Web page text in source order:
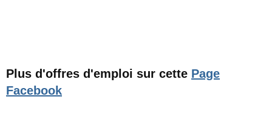
Plus d'offres d'emploi sur cette Page
Facebook